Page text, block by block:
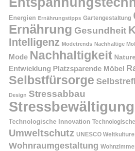
Energien Ernährungstipps Gartengestaltung
Ernährung Gesundheit
Intelligenz Modetrends Nachhaltige
Mode Nachhaltigkeit
Entwicklung Platzsparende Möbel
Selbstfürsorge
Design Stressabbau
Stressbewältigung
Technologische Innovation
Umweltschutz UNESCO
Wohnraumgestaltung